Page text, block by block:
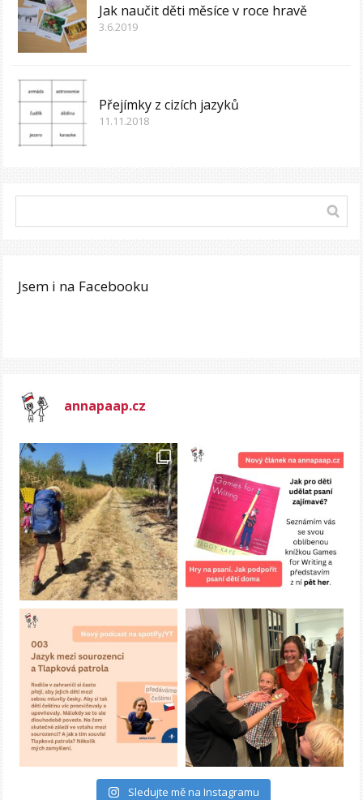
Jak naučit děti měsíce v roce hravě
3.6.2019
Přejímky z cizích jazyků
11.11.2018
Jsem i na Facebooku
annapaap.cz
Sledujte mě na Instagramu